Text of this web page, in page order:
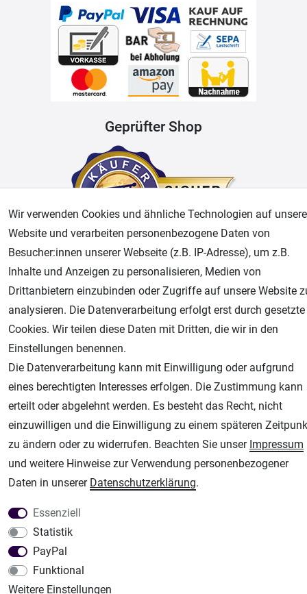
Geprüfter Shop
Widerrufsrecht Datenschutz
Unsere weiteren Shops:
Airbrush-City
Fachhandel für: Airbrushpistolen, Kompressoren, Airbrushfarben
Modellbau-City
Modellbau Shop
Plotter-City
Schneideplotter, Transferpressen, Siebdruck und Plotterfolien
Im Shop Kaufen
Küchen Zubehör - Haus/Garten - Tierbedarf
Wir verwenden Cookies und ähnliche Technologien auf
Website und verarbeiten personenbezogene Daten von
Besucher:innen unserer Webseite (z.B. IP-Adresse), um z.B.
Inhalte und Anzeigen zu personalisieren, Medien von
Drittanbietern einzubinden oder Zugriffe auf unsere Website
analysieren. Die Datenverarbeitung erfolgt erst durch gesetzte
Cookies. Wir teilen diese Daten mit Dritten, die wir in den
Einstellungen benennen.
Die Datenverarbeitung kann mit Einwilligung oder aufgrund
eines berechtigten Interesses erfolgen. Die Zustimmung kann
erteilt oder abgelehnt werden. Es besteht das Recht, nicht
einzuwilligen und die Einwilligung zu einem späteren
zu ändern oder zu widerrufen. Beachten Sie unser Impressum
und weitere Hinweise zur Verwendung personenbezogener
Daten in unserer Daten­schutz­erklärung.
Essenziell
Statistik
PayPal
Funktional
Weitere Einstellungen